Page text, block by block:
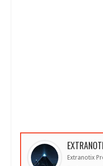
Extranotix